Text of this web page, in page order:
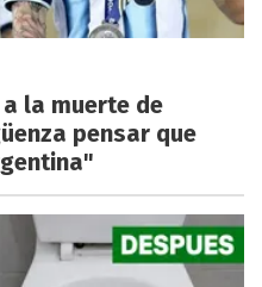
la muerte de
pensar que